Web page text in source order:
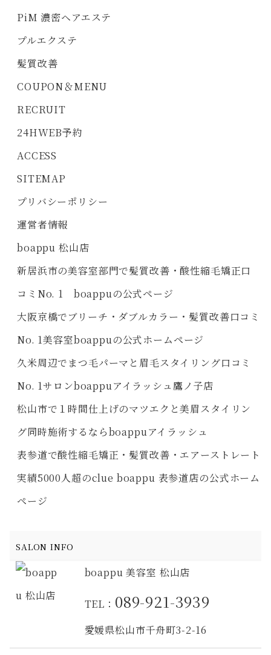
PiM 濃密ヘアエステ
プルエクステ
髪質改善
COUPON＆MENU
RECRUIT
24HWEB予約
ACCESS
SITEMAP
プリバシーポリシー
運営者情報
boappu 松山店
新居浜市の美容室部門で髪質改善・酸性縮毛矯正口
コミNo. 1 boappuの公式ページ
大阪京橋でブリーチ・ダブルカラー・髪質改善口コミ
No. 1美容室boappuの公式ホームページ
久米周辺でまつ毛パーマと眉毛スタイリング口コミ
No. 1サロンboappuアイラッシュ鷹ノ子店
松山市で１時間仕上げのマツエクと美眉スタイリン
グ同時施術するならboappuアイラッシュ
表参道で酸性縮毛矯正・髪質改善・エアーストレート
実績5000人超のclue boappu 表参道店の公式ホーム
ページ
SALON INFO
boappu 美容室 松山店
TEL： 089-921-3939
愛媛県松山市千舟町3-2-16